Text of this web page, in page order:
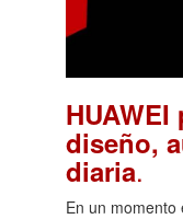
diseño,
diaria.
En un momento